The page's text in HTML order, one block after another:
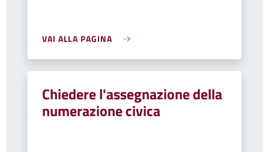
VAI ALLA PAGINA
Chiedere l'assegnazione della
numerazione civica